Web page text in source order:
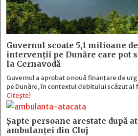
Guvernul scoate 5,1 milioane
intervenții pe Dunăre care pot
la Cernavodă
Guvernul a aprobat o nouă finanțare de
pe Dunăre, în contextul debitului scăzut
Citește!
Șapte persoane arestate după
ambulanței din Cluj